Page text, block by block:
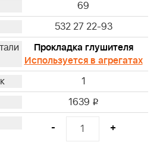
69
532 27 22-93
Прокладка глушителя
Используется в агрегатах
1
1639 i
- +